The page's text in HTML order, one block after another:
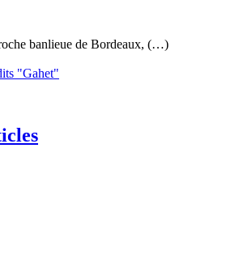
banlieue de Bordeaux, (…)
"Gahet"